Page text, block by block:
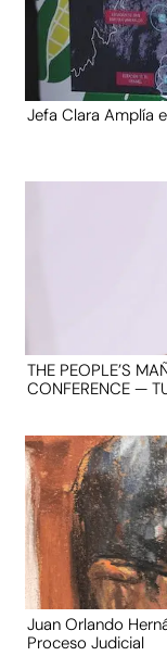
Jefa Clara Amplía
THE PEOPLE’S
CONFERENCE —
Juan Orlando
Proceso Judicial